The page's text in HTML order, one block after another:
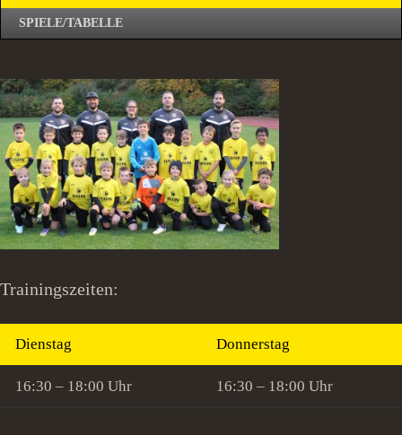
SPIELE/TABELLE
Trainingszeiten:
Dienstag Donnerstag
16:30 – 18:00 Uhr 16:30 – 18:00 Uhr